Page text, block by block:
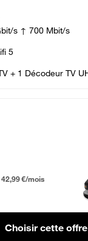
s ↑ 700 Mbit/s
5
+ 1 Décodeur TV
Fibre
12 mois puis 42,99 €
42,99 €/mois
Choisir cette offre